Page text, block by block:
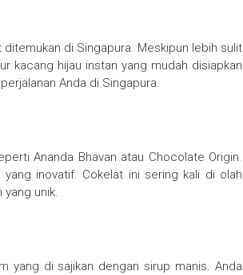
di Singapura. Meskipun lebih sulit
kacang hijau instan yang mudah disiapkan
Anda di Singapura.
Ananda Bhavan atau Chocolate Origin.
inovatif. Cokelat ini sering kali di olah
yang unik.
yang di sajikan dengan sirup manis. Anda